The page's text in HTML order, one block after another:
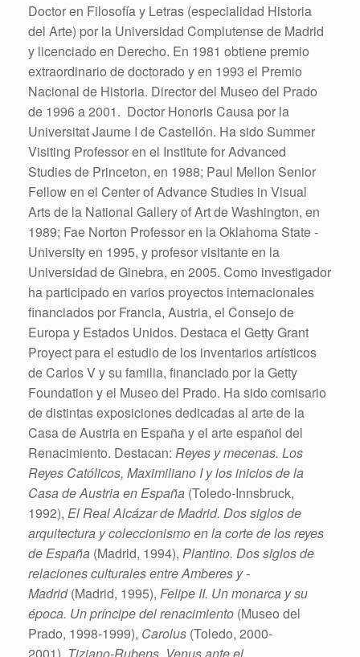
Doctor en Filosofía y Letras (especialidad Historia
del Arte) por la Universidad Complutense de Madrid
y licenciado en Derecho. En 1981 obtiene premio
extraordinario de doctorado y en 1993 el Premio
Nacional de Historia. Director del Museo del Prado
de 1996 a 2001. Doctor Honoris Causa por la
Universitat Jaume I de Castellón. Ha sido Summer
Visiting ­Professor en el Institute for Advanced
Studies de Princeton, en 1988; Paul Mellon Senior
Fellow en el Center of Advance Studies in Visual
Arts de la National Gallery of Art de ­Washington, en
1989; Fae ­Norton Professor en la Oklahoma State ­
University en 1995, y profesor visitante en la
Universidad de Ginebra, en 2005. Como investigador
ha participado en varios proyectos internacionales
financiados por Francia, Austria, el Consejo de
Europa y Estados Unidos. Destaca el Getty Grant
Proyect para el estudio de los inventarios artísticos
de Carlos V y su familia, financiado por la Getty
Foundation y el Museo del Prado. Ha sido comisario
de distintas exposiciones dedicadas al arte de la
Casa de Austria en España y el arte español del
Renacimiento. Destacan: Reyes y mecenas. Los
Reyes Católicos, Maximiliano Iy los inicios de la
Casa de Austria en ­España (Toledo-Innsbruck,
1992), El Real Alcázar de Madrid. Dos siglos de
arquitectura y coleccionismo en la corte de los reyes
de España (Madrid, 1994), Plantino. Dos siglos de
relaciones culturales entre Amberes y ­
Madrid(Madrid, 1995), Felipe II. Un monarca y su
época. Un príncipe del renacimiento (Museo del
Prado, 1998-1999), Carolus (Toledo, 2000-